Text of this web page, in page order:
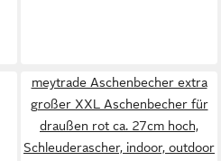
meytrade Aschenbecher extra
großer XXL Aschenbecher für
draußen rot ca. 27cm hoch,
Schleuderascher, indoor, outdoor